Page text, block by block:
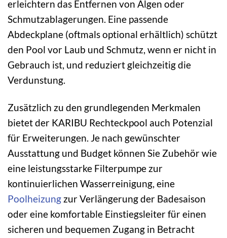
erleichtern das Entfernen von Algen oder
Schmutzablagerungen. Eine passende
Abdeckplane (oftmals optional erhältlich) schützt
den Pool vor Laub und Schmutz, wenn er nicht in
Gebrauch ist, und reduziert gleichzeitig die
Verdunstung.
Zusätzlich zu den grundlegenden Merkmalen
bietet der KARIBU Rechteckpool auch Potenzial
für Erweiterungen. Je nach gewünschter
Ausstattung und Budget können Sie Zubehör wie
eine leistungsstarke Filterpumpe zur
kontinuierlichen Wasserreinigung, eine
Poolheizung zur Verlängerung der Badesaison
oder eine komfortable Einstiegsleiter für einen
sicheren und bequemen Zugang in Betracht